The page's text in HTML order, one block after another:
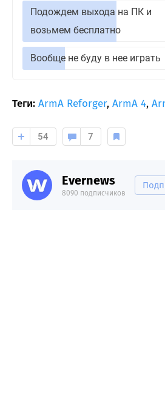
Подождем выхода на ПК и
возьмем бесплатно
Вообще не буду в нее играть
Теги: ArmA Reforger, ArmA 4,
54 7
Evernews
8090 подписчиков